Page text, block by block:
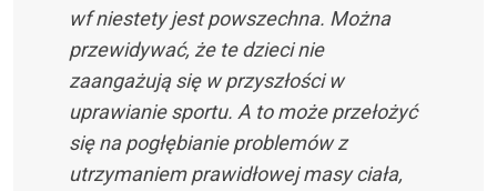
wf niestety jest powszechna. Można
przewidywać, że te dzieci nie
zaangażują się w przyszłości w
uprawianie sportu. A to może przełożyć
się na pogłębianie problemów z
utrzymaniem prawidłowej masy ciała,